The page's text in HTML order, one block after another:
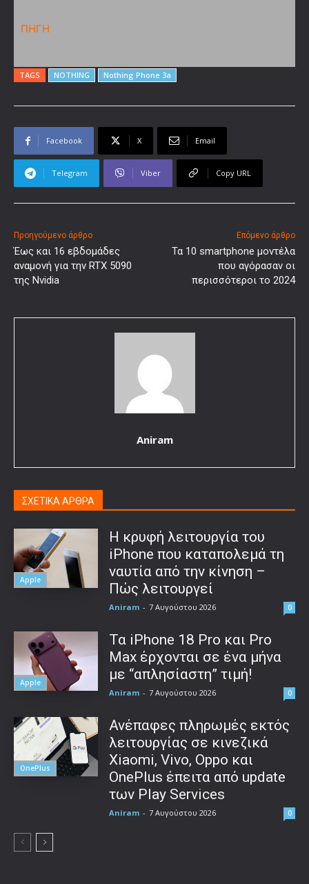
ΠΗΓΗ
TAGS NOTHING Nothing Phone 3a
Facebook X Email
Telegram Viber Copy URL
Προηγούμενο άρθρο
Έως και 16 εβδομάδες
αναμονή για την RTX 5090
της Nvidia
Επόμενο άρθρο
Τα 10 smartphone μοντέλα
που αγόρασαν οι
περισσότεροι το 2024
Aniram
ΣΧΕΤΙΚΑ ΑΡΘΡΑ
Apple
Η κρυφή λειτουργία του
iPhone που καταπολεμά τη
ναυτία από την κίνηση –
Πώς λειτουργεί
Aniram - 7 Αυγούστου 2026 0
Apple
Τα iPhone 18 Pro και Pro
Max έρχονται σε ένα μήνα
με “απλησίαστη” τιμή!
Aniram - 7 Αυγούστου 2026 0
OnePlus
Ανέπαφες πληρωμές εκτός
λειτουργίας σε κινεζικά
Xiaomi, Vivo, Oppo και
OnePlus έπειτα από update
των Play Services
Aniram - 7 Αυγούστου 2026 0